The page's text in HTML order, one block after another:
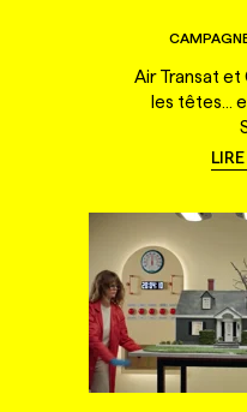
Air Transat
les têtes...